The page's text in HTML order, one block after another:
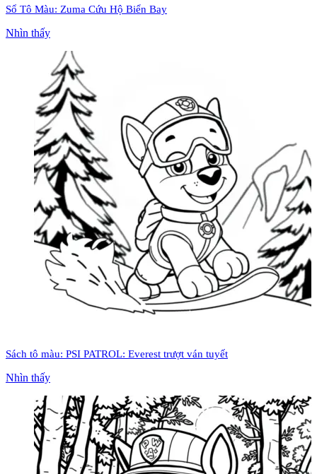
Sổ Tô Màu: Zuma Cứu Hộ Biển Bay
Nhìn thấy
Sách tô màu: PSI PATROL: Everest trượt ván tuyết
Nhìn thấy